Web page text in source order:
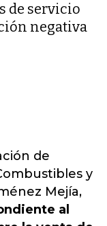
de servicio
negativa
de
y
Mejía,
al